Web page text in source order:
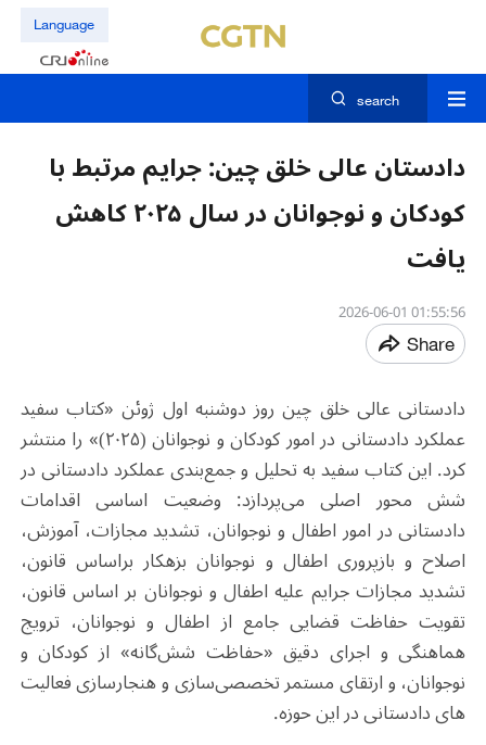
Language
search
دادستان عالی خلق چین: جرایم مرتبط با
کودکان و نوجوانان در سال ۲۰۲۵ کاهش
یافت
01:55:56 2026-06-01
Share
دادستانی عالی خلق چین روز دوشنبه اول ژوئن «کتاب سفید
عملکرد دادستانی در امور کودکان و نوجوانان (۲۰۲۵)» را منتشر
کرد. این کتاب سفید به تحلیل و جمع‌بندی عملکرد دادستانی در
شش محور اصلی می‌پردازد: وضعیت اساسی اقدامات
دادستانی در امور اطفال و نوجوانان، تشدید مجازات، آموزش،
اصلاح و بازپروری اطفال و نوجوانان بزهکار براساس قانون،
تشدید مجازات جرایم علیه اطفال و نوجوانان بر اساس قانون،
تقویت حفاظت قضایی جامع از اطفال و نوجوانان، ترویج
هماهنگی و اجرای دقیق «حفاظت شش‌گانه» از کودکان و
نوجوانان، و ارتقای مستمر تخصصی‌سازی و هنجارسازی فعالیت
های دادستانی در این حوزه.